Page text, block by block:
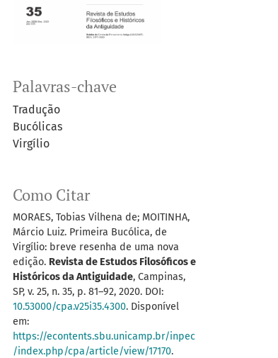
Palavras-chave
Tradução
Bucólicas
Virgílio
Como Citar
MORAES, Tobias Vilhena de; MOITINHA,
Márcio Luiz. Primeira Bucólica, de
Virgílio: breve resenha de uma nova
edição. Revista de Estudos Filosóficos e
Históricos da Antiguidade, Campinas,
SP, v. 25, n. 35, p. 81–92, 2020. DOI:
10.53000/cpa.v25i35.4300. Disponível
em:
https://econtents.sbu.unicamp.br/inpec
/index.php/cpa/article/view/17170.